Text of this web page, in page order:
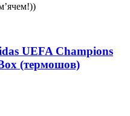
UEFA Champions
(термошов)